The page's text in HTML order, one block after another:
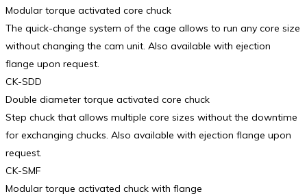
Modular torque activated core chuck
The quick-change system of the cage allows to run any core size
without changing the cam unit. Also available with ejection
flange upon request.
CK-SDD
Double diameter torque activated core chuck
Step chuck that allows multiple core sizes without the downtime
for exchanging chucks. Also available with ejection flange upon
request.
CK-SMF
Modular torque activated chuck with flange